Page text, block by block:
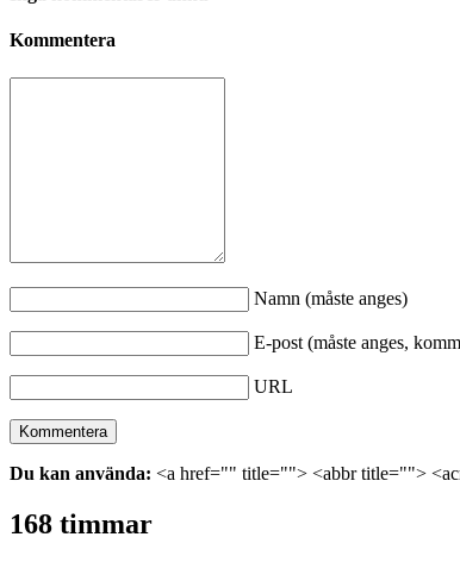
Kommentera
Namn (måste anges)
E-post (måste anges,
URL
Du kan använda: <a href="" title=""> <abbr title="">
168 timmar